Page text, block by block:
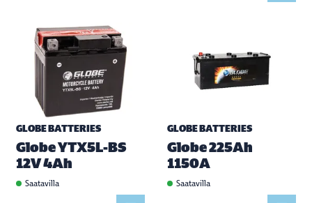
GLOBE BATTERIES
Globe YTX5L-BS
12V 4Ah
Saatavilla
GLOBE BATTERIES
Globe 225Ah
1150A
Saatavilla